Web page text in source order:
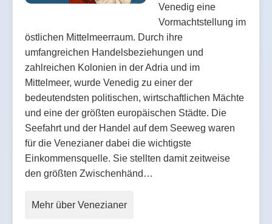
Venedig eine
Vormachtstellung im
östlichen Mittelmeerraum. Durch ihre
umfangreichen Handelsbeziehungen und
zahlreichen Kolonien in der Adria und im
Mittelmeer, wurde Venedig zu einer der
bedeutendsten politischen, wirtschaftlichen Mächte
und eine der größten europäischen Städte. Die
Seefahrt und der Handel auf dem Seeweg waren
für die Venezianer dabei die wichtigste
Einkommensquelle. Sie stellten damit zeitweise
den größten Zwischenhänd…
Mehr über Venezianer